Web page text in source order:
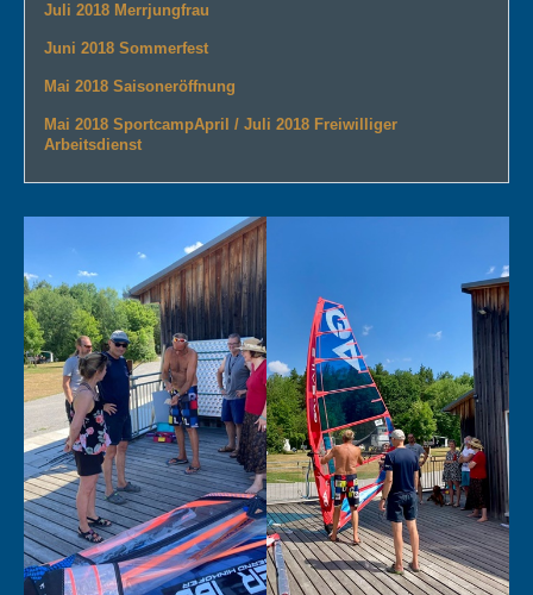
Juli 2018 Merrjungfrau
Juni 2018 Sommerfest
Mai 2018 Saisoneröffnung
Mai 2018 SportcampApril / Juli 2018 Freiwilliger
Arbeitsdienst